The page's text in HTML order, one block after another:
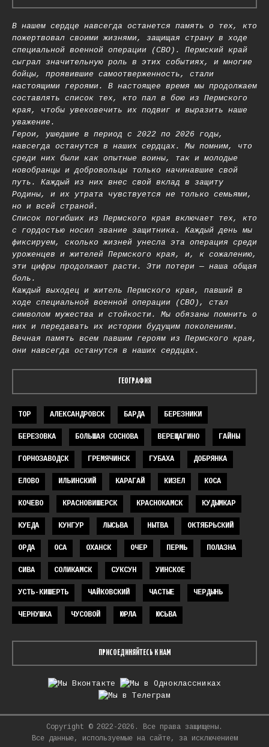
В нашем сердце навсегда останется память о тех, кто
пожертвовал своими жизнями, защищая страну в ходе
специальной военной операции (СВО). Пермский край
сыграл значительную роль в этих событиях, и многие
бойцы, проявившие самоотверженность, стали
настоящими героями. В настоящее время мы продолжаем
составлять список тех, кто пал в бою из Пермского
края, чтобы увековечить их подвиг и выразить наше
уважение.
Герои, ушедшие в период с 2022 по 2026 годы,
навсегда останутся в наших сердцах. Мы помним, что
среди них были как опытные воины, так и молодые
новобранцы и добровольцы только начинавшие свой
путь. Каждый из них внес свой вклад в защиту
Родины, и их утрата чувствуется не только семьями,
но и всей страной.
Список погибших из Пермского края включает тех, кто
с гордостью носил звание защитника. Каждый день мы
фиксируем, сколько жизней унесла эта операция среди
уроженцев и жителей Пермского края, и, к сожалению,
эти цифры продолжают расти. Эти потери — наша общая
боль.
Каждый выходец и житель Пермского края, павший в
ходе специальной военной операции (СВО), стал
символом мужества и стойкости. Мы обязаны помнить о
них и передавать их истории будущим поколениям.
Вечная память всем павшим героям из Пермского края,
они навсегда останутся в наших сердцах.
ГЕОГРАФИЯ
TOP АЛЕКСАНДРОВСК БАРДА БЕРЕЗНИКИ
БЕРЕЗОВКА БОЛЬШАЯ СОСНОВА ВЕРЕЩАГИНО ГАЙНЫ
ГОРНОЗАВОДСК ГРЕМЯЧИНСК ГУБАХА ДОБРЯНКА
ЕЛОВО ИЛЬИНСКИЙ КАРАГАЙ КИЗЕЛ КОСА
КОЧЕВО КРАСНОВИШЕРСК КРАСНОКАМСК КУДЫМКАР
КУЕДА КУНГУР ЛЫСЬВА НЫТВА ОКТЯБРЬСКИЙ
ОРДА ОСА ОХАНСК ОЧЕР ПЕРМЬ ПОЛАЗНА
СИВА СОЛИКАМСК СУКСУН УИНСКОЕ
УСТЬ-КИШЕРТЬ ЧАЙКОВСКИЙ ЧАСТЫЕ ЧЕРДЫНЬ
ЧЕРНУШКА ЧУСОВОЙ ЮРЛА ЮСЬВА
ПРИСОЕДИНЯЙТЕСЬ К НАМ
Copyright © 2022-2026. Все права защищены.
Все данные, используемые на сайте, за исключением